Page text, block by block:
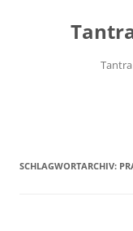
SCHLAGWORTARCHIV: